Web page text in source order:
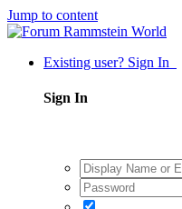
Jump to content
Existing user? Sign In
Sign In